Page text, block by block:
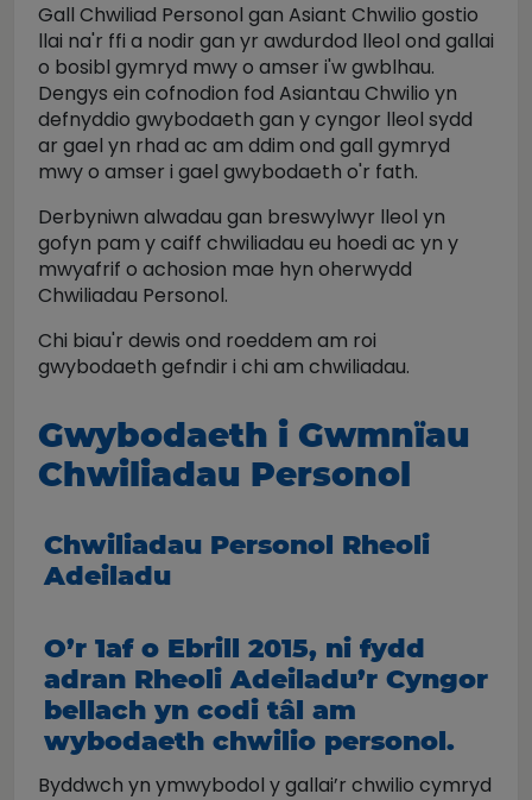
Gall Chwiliad Personol gan Asiant Chwilio gostio
llai na'r ffi a nodir gan yr awdurdod lleol ond gallai
o bosibl gymryd mwy o amser i'w gwblhau.
Dengys ein cofnodion fod Asiantau Chwilio yn
defnyddio gwybodaeth gan y cyngor lleol sydd
ar gael yn rhad ac am ddim ond gall gymryd
mwy o amser i gael gwybodaeth o'r fath.
Derbyniwn alwadau gan breswylwyr lleol yn
gofyn pam y caiff chwiliadau eu hoedi ac yn y
mwyafrif o achosion mae hyn oherwydd
Chwiliadau Personol.
Chi biau'r dewis ond roeddem am roi
gwybodaeth gefndir i chi am chwiliadau.
Gwybodaeth i Gwmnïau
Chwiliadau Personol
Chwiliadau Personol Rheoli
Adeiladu
O’r 1af o Ebrill 2015, ni fydd
adran Rheoli Adeiladu’r Cyngor
bellach yn codi tâl am
wybodaeth chwilio personol.
Byddwch yn ymwybodol y gallai’r chwilio cymryd